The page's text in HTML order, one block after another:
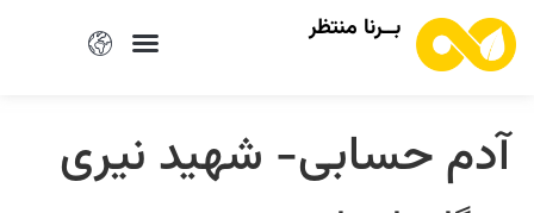
بــرنا منتظر
آدم حسابی- شهید نیری